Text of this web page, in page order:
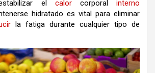
el calorcorporalinterno
hidratado es vital para eliminar
la fatiga durante cualquier tipo de